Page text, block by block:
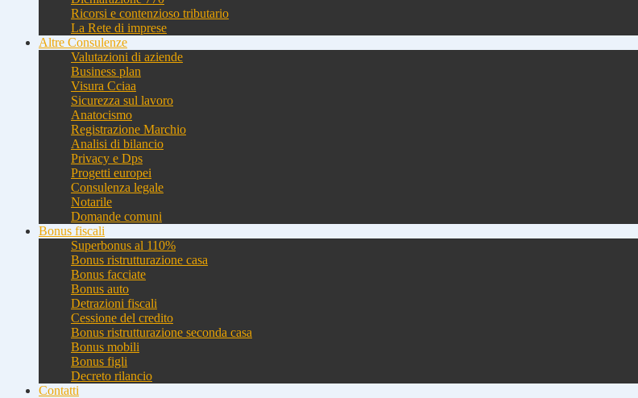
Ricorsi e contenzioso tributario
La Rete di imprese
Altre Consulenze
Valutazioni di aziende
Business plan
Visura Cciaa
Sicurezza sul lavoro
Anatocismo
Registrazione Marchio
Analisi di bilancio
Privacy e Dps
Progetti europei
Consulenza legale
Notarile
Domande comuni
Bonus fiscali
Superbonus al 110%
Bonus ristrutturazione casa
Bonus facciate
Bonus auto
Detrazioni fiscali
Cessione del credito
Bonus ristrutturazione seconda casa
Bonus mobili
Bonus figli
Decreto rilancio
Contatti